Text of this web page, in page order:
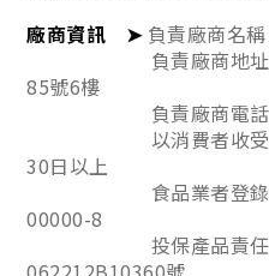
廠商資訊 ➤ 負責廠商名
負責廠商地
85號6樓
負責廠商電
以消費者收
30日以上
食品業者登
00000-8
投保產品責